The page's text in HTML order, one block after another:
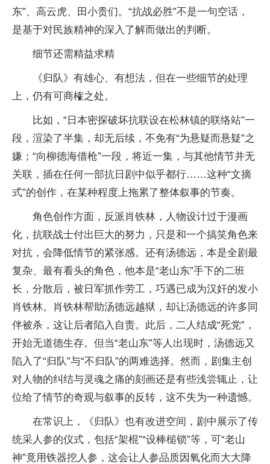
东”、高云虎、田小贵们。“抗战必胜”不是一句空话，
是基于对民族精神的深入了解而做出的判断。
细节还需精益求精
《归队》有雄心、有想法，但在一些细节的处理
上，仍有可商榷之处。
比如，“日本密探破坏抗联设在松林镇的联络站”一
段，渲染了半集，却无后续，不免有“为悬疑而悬疑”之
嫌；“向柳德海借枪”一段，将近一集，与其他情节并无
关联，插在任何一部抗日剧中似乎都行……这种“文摘
式”的创作，在某种程度上拖累了整体叙事的节奏。
角色创作方面，反派肖铁林，人物设计过于漫画
化，抗联战士付出巨大的努力，只是和一个搞笑角色来
对抗，会降低情节的紧张感。还有汤德远，本是全剧最
复杂、最有看头的角色，他本是“老山东”手下的二班
长，分散后，被日军抓作劳工，巧遇已成为汉奸的发小
肖铁林。肖铁林帮助汤德远越狱，却让汤德远的许多同
伴被杀，这让后者陷入自责。此后，二人结成“死党”，
开始无道德生存。但当“老山东”等人出现时，汤德远又
陷入了“归队”与“不归队”的两难选择。然而，剧集主创
对人物的纠结与灵魂之痛的刻画还是有些浅尝辄止，让
位给了情节的奇观与叙事的反转，这不失为一种遗憾。
在常识上，《归队》也有改进空间，剧中展示了传
统采人参的仪式，包括“架棍”“设棒槌锁”等，可“老山
神”竟用铁器挖人参，这会让人参品质因氧化而大大降